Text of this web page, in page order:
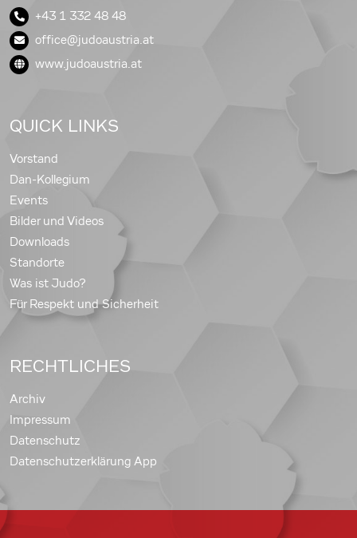
+43 1 332 48 48
office@judoaustria.at
www.judoaustria.at
QUICK LINKS
Vorstand
Dan-Kollegium
Events
Bilder und Videos
Downloads
Standorte
Was ist Judo?
Für Respekt und Sicherheit
RECHTLICHES
Archiv
Impressum
Datenschutz
Datenschutzerklärung App